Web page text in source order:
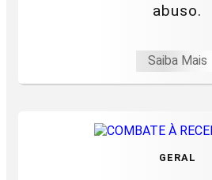
abuso.
Saiba Mais
GERAL